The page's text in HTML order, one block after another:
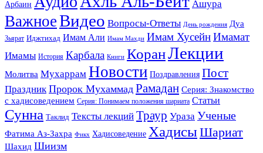
Арбаин Ашура
ВажноеВидео Вопросы-Ответы День рождения Дуа
Зьярат Иджтихад Имам Али Имам Махди Имам ХусейнИмамат
Имамы История Карбала Книги КоранЛекции
Молитва Мухаррам Новости Поздравления Пост
Праздник Пророк Мухаммад Рамадан Серия: Знакомство
с хадисоведением Серия: Понимаем положения шариата Статьи
Сунна Таклид Тексты лекций Траур Ураза Ученые
Фатима Аз-Захра Фикх Хадисоведение ХадисыШариат
Шахид Шиизм